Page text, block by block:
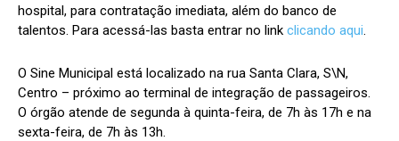
hospital, para contratação imediata, além do banco de
talentos. Para acessá-las basta entrar no link clicando aqui.
O Sine Municipal está localizado na rua Santa Clara, S\N,
Centro – próximo ao terminal de integração de passageiros.
O órgão atende de segunda à quinta-feira, de 7h às 17h e na
sexta-feira, de 7h às 13h.